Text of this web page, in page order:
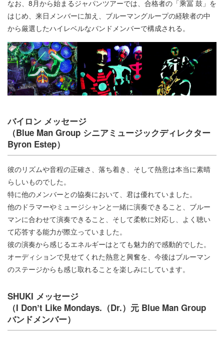
なお、8月から始まるジャパンツアーでは、合格者の「乘冨 鼓」を
はじめ、来日メンバーに加え、ブルーマングループの経験者の中
から厳選したハイレベルなバンドメンバーで構成される。
バイロン メッセージ
（Blue Man Group シニアミュージックディレクター
Byron Estep）
彼のリズムや音程の正確さ、落ち着き、そして熱意は本当に素晴
らしいものでした。
特に他のメンバーとの協奏において、君は優れていました。
他のドラマーやミュージシャンと一緒に演奏できること、ブルー
マンに合わせて演奏できること、そして柔軟に対応し、よく聴い
て応答する能力が際立っていました。
彼の演奏から感じるエネルギーはとても魅力的で感動的でした。
オーディションで見せてくれた熱意と興奮を、今後はブルーマン
のステージからも感じ取れることを楽しみにしています。
SHUKI メッセージ
（I Donʼt Like Mondays.（Dr.）元 Blue Man Group
バンドメンバー）